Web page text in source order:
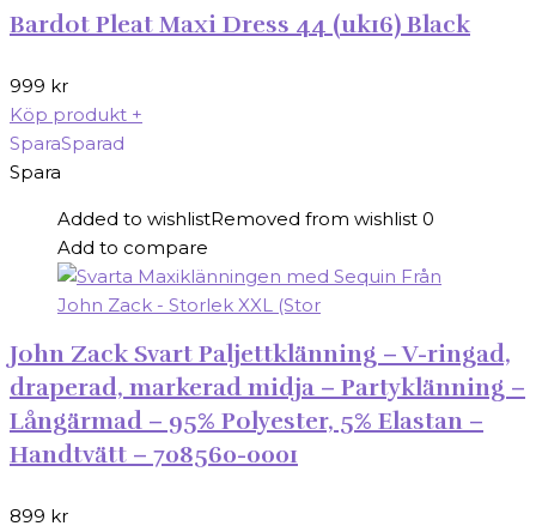
Bardot Pleat Maxi Dress 44 (uk16) Black
999 kr
Köp produkt +
SparaSparad
Spara
Added to wishlistRemoved from wishlist 0
Add to compare
John Zack Svart Paljettklänning – V-ringad,
draperad, markerad midja – Partyklänning –
Långärmad – 95% Polyester, 5% Elastan –
Handtvätt – 708560-0001
899 kr